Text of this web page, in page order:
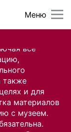
все
также
и для
материалов
с музеем.
Меню